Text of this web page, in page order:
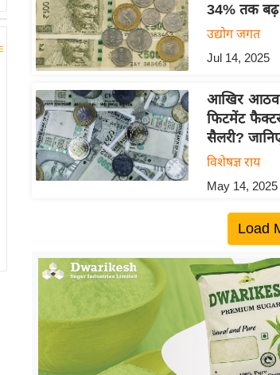
34% तक बढ़
उद्योग जगत
Jul 14, 2025
आखिर आठवां
फिटमेंट
सैलरी?
विशेषज्ञ राय
May 14, 2025
Load